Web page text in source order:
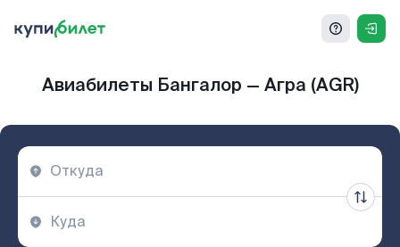
Авиабилеты Бангалор — Агра (AGR)